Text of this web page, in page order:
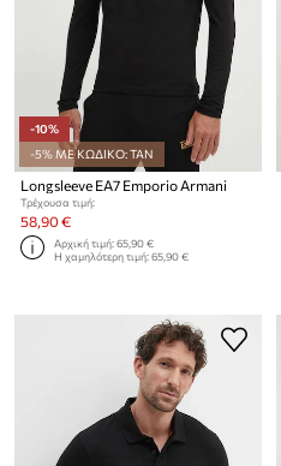
-10%
-5% ΜΕ ΚΩΔΙΚΟ: TAN
Longsleeve EA7 Emporio Armani
Τρέχουσα τιμή:
58,90 €
Αρχική τιμή:65,90 €
Η χαμηλότερη τιμή:65,90 €